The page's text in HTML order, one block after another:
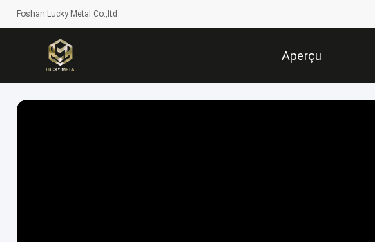
Foshan Lucky Metal Co.,ltd
Aperçu